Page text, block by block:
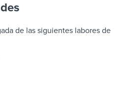
de las siguientes labores de